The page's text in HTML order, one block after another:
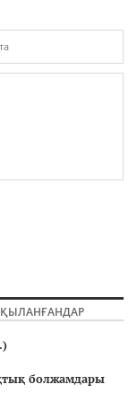
болжамдары